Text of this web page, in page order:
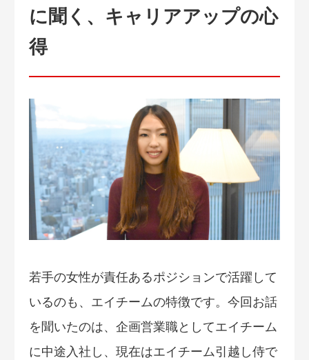
に聞く、キャリアアップの心
得
若手の女性が責任あるポジションで活躍して
いるのも、エイチームの特徴です。今回お話
を聞いたのは、企画営業職としてエイチーム
に中途入社し、現在はエイチーム引越し侍で